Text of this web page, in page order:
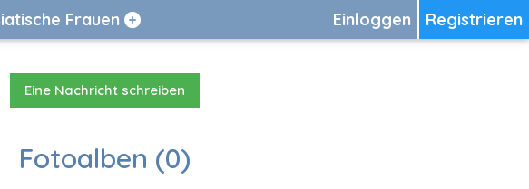
Registrieren
Einloggen
Frauen
Eine Nachricht schreiben
Fotoalben (0)